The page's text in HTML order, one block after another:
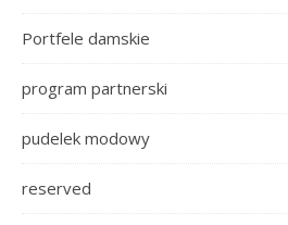
Portfele damskie
program partnerski
pudelek modowy
reserved